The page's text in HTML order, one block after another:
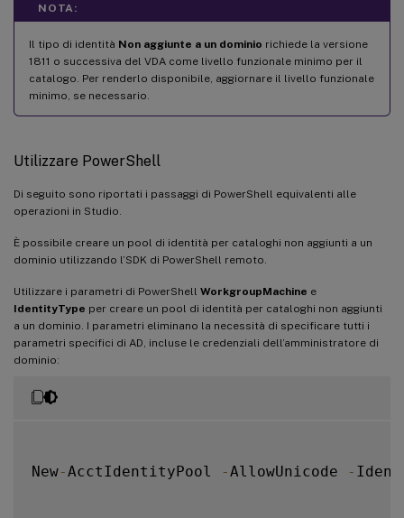
NOTA:
Il tipo di identità Non aggiunte a un dominio richiede la versione
1811 o successiva del VDA come livello funzionale minimo per il
catalogo. Per renderlo disponibile, aggiornare il livello funzionale
minimo, se necessario.
Utilizzare PowerShell
Di seguito sono riportati i passaggi di PowerShell equivalenti alle
operazioni in Studio.
È possibile creare un pool di identità per cataloghi non aggiunti a un
dominio utilizzando l’SDK di PowerShell remoto.
Utilizzare i parametri di PowerShell WorkgroupMachine e
IdentityType per creare un pool di identità per cataloghi non aggiunti
a un dominio. I parametri eliminano la necessità di specificare tutti i
parametri specifici di AD, incluse le credenziali dell’amministratore di
dominio:
New-AcctIdentityPool -AllowUnicode -